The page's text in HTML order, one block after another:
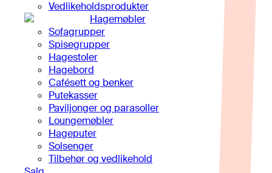
Vedlikeholdsprodukter
Hagemøbler
Sofagrupper
Spisegrupper
Hagestoler
Hagebord
Cafésett og benker
Putekasser
Paviljonger og parasoller
Loungemøbler
Hageputer
Solsenger
Tilbehør og vedlikehold